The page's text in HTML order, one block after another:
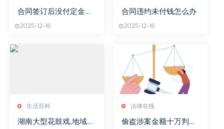
合同签订后没付定金算
2025-12-16
合同违约未付钱怎么办
2025-12-16
生活百科
湖南大型花鼓戏,地域文
法律在线
偷盗涉案金额十万判几